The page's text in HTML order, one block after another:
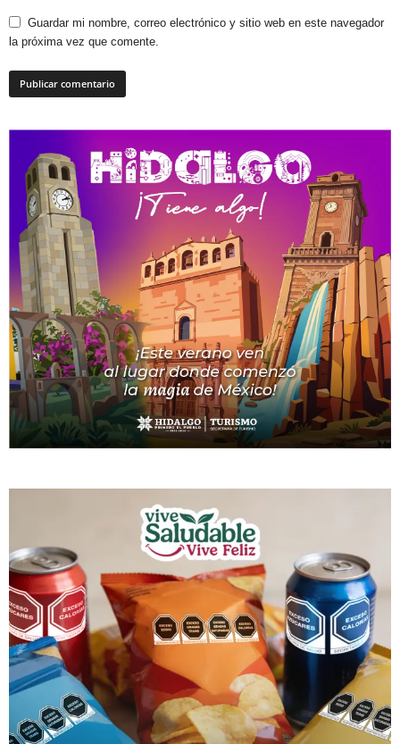
Guardar mi nombre, correo electrónico y sitio web en este navegador
la próxima vez que comente.